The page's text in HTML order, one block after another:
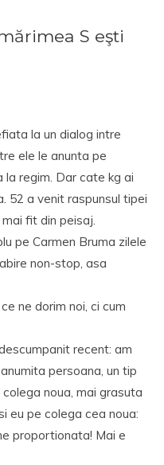
S eşti
la un dialog intre
ele le anunta pe
regim. Dar cate kg ai
52 a venit raspunsul tipei
fit din peisaj.
pe Carmen Bruma zilele
non-stop, asa
ne dorim noi, ci cum
recent: am
persoana, un tip
noua, mai grasuta
eu pe colega cea noua:
proportionata! Mai e